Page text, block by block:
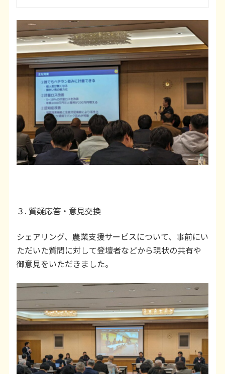
３. 質疑応答・意見交換
シェアリング、農業支援サービスについて、事前にい
ただいた質問に対して登壇者などから現状の共有や
御意見をいただきました。